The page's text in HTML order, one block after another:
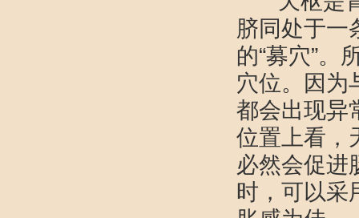
脐同处于一
的“募穴”。
穴位。因为
都会出现异
位置上看，
必然会促进
时，可以采